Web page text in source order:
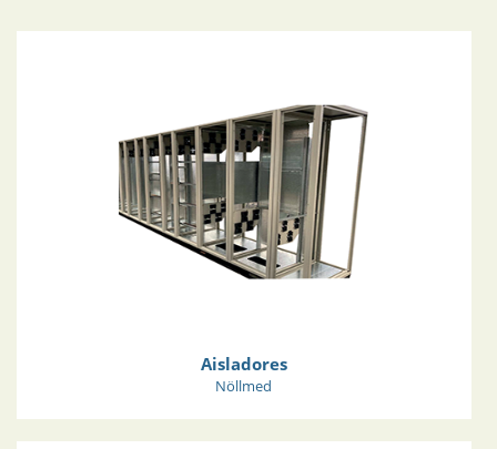
Aisladores
Nöllmed